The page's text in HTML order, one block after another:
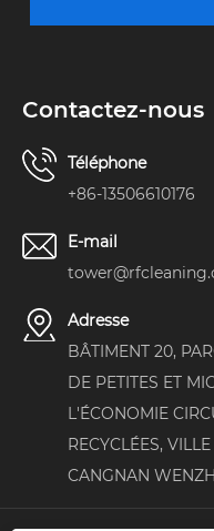
Contactez-nous
Téléphone
+86-13506610176
E-mail
Adresse
BÂTIMENT 20,
DE PETITES ET
L'ÉCONOMIE
RECYCLÉES,
CANGNAN